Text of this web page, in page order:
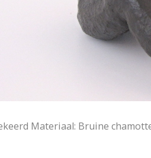
Materiaal: Bruine